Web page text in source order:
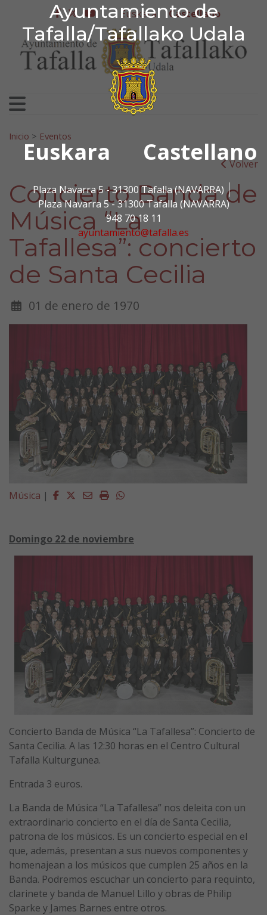
Ayuntamiento de
Tafalla/Tafallako Udala
Euskara Castellano
Plaza Navarra 5 - 31300 Tafalla (NAVARRA)
Plaza Navarra 5 - 31300 Tafalla (NAVARRA)
948 70 18 11
ayuntamiento@tafalla.es
Ir al contenido
Ayuntamiento de
facebook
twitter
youtube
Euskera Castellano
Search for:
Inicio > Eventos
Volver
Concierto Banda de
Música “La
Tafallesa”: concierto
de Santa Cecilia
01 de enero de 1970
Música | Facebook
Twitter
EmailImprimirWhatsapp
Domingo 22 de noviembre
Concierto Banda de Música “La Tafallesa”: Concierto de
Santa Cecilia. A las 12:30 horas en el Centro Cultural
Tafalla Kulturgunea.
Entrada 3 euros.
La Banda de Música “La Tafallesa” nos deleita con un
extraordinario concierto en el día de Santa Cecilia,
patrona de los músicos. Es un concierto especial en el
que, además, presentan a sus nuevos componentes y
homenajean a los músicos que cumplen 25 años en la
Banda. Podremos escuchar un concierto para requinto,
clarinete y banda de Manuel Lillo y obras de Philip
Sparke y James Barnes entre otros.